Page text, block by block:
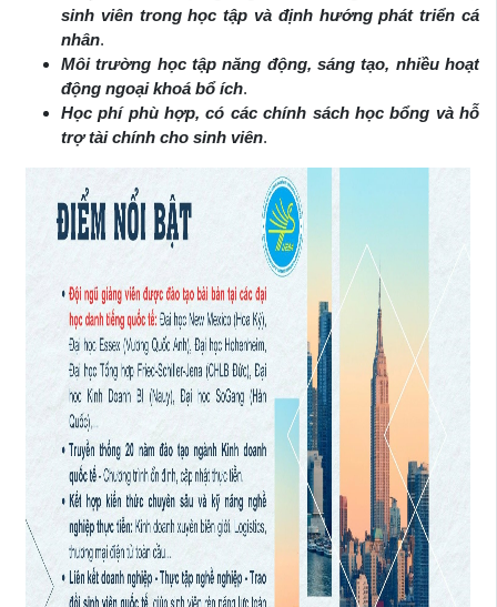
sinh viên trong học tập và định hướng phát triển cá
nhân.
Môi trường học tập năng động, sáng tạo, nhiều hoạt
động ngoại khoá bổ ích.
Học phí phù hợp, có các chính sách học bổng và hỗ
trợ tài chính cho sinh viên.